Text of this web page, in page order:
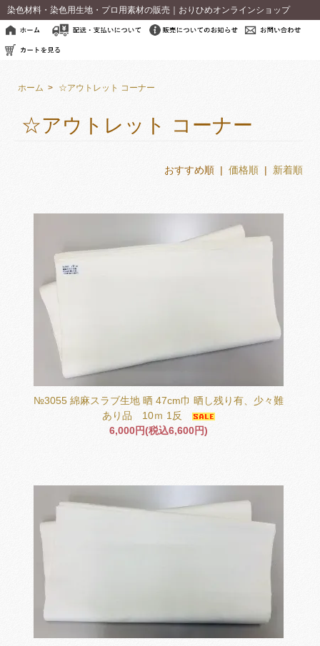
染色材料・染色用生地・プロ用素材の販売｜おりひめオンラインショップ
ホーム > ☆アウトレット コーナー
☆アウトレット コーナー
おすすめ順 | 価格順| 新着順
№3055 綿麻スラブ生地 晒 47cm巾 晒し残り有、少々難
あり品 10ｍ 1反
6,000円(税込6,600円)